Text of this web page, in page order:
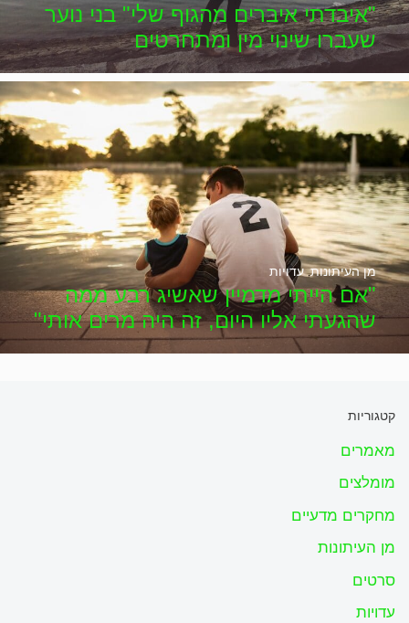
"איבדתי איברים מהגוף שלי" בני נוער
שעברו שינוי מין ומתחרטים
"אם הייתי מדמיין שאשיג רבע ממה
שהגעתי אליו היום, זה היה מרים אותי"
מן העיתונות,עדויות
קטגוריות
מאמרים
מומלצים
מחקרים מדעיים
מן העיתונות
סרטים
עדויות